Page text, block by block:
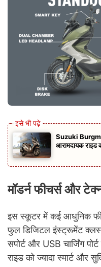
Suzuki
आरामदायक राइड
मॉडर्न फीचर्स और
इस स्कूटर में कई आधुनिक
फुल डिजिटल इंस्ट्रूमेंट
सपोर्ट और USB चार्जिंग
राइड को ज्यादा स्मार्ट और